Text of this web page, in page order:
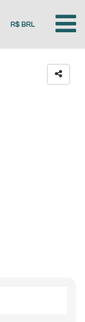
R$ BRL